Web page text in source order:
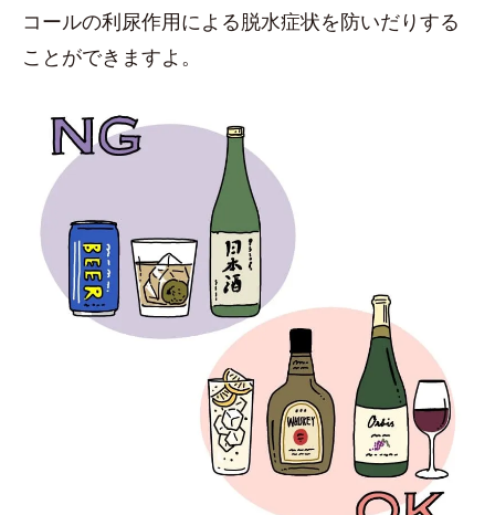
コールの利尿作用による脱水症状を防いだりする
ことができますよ。